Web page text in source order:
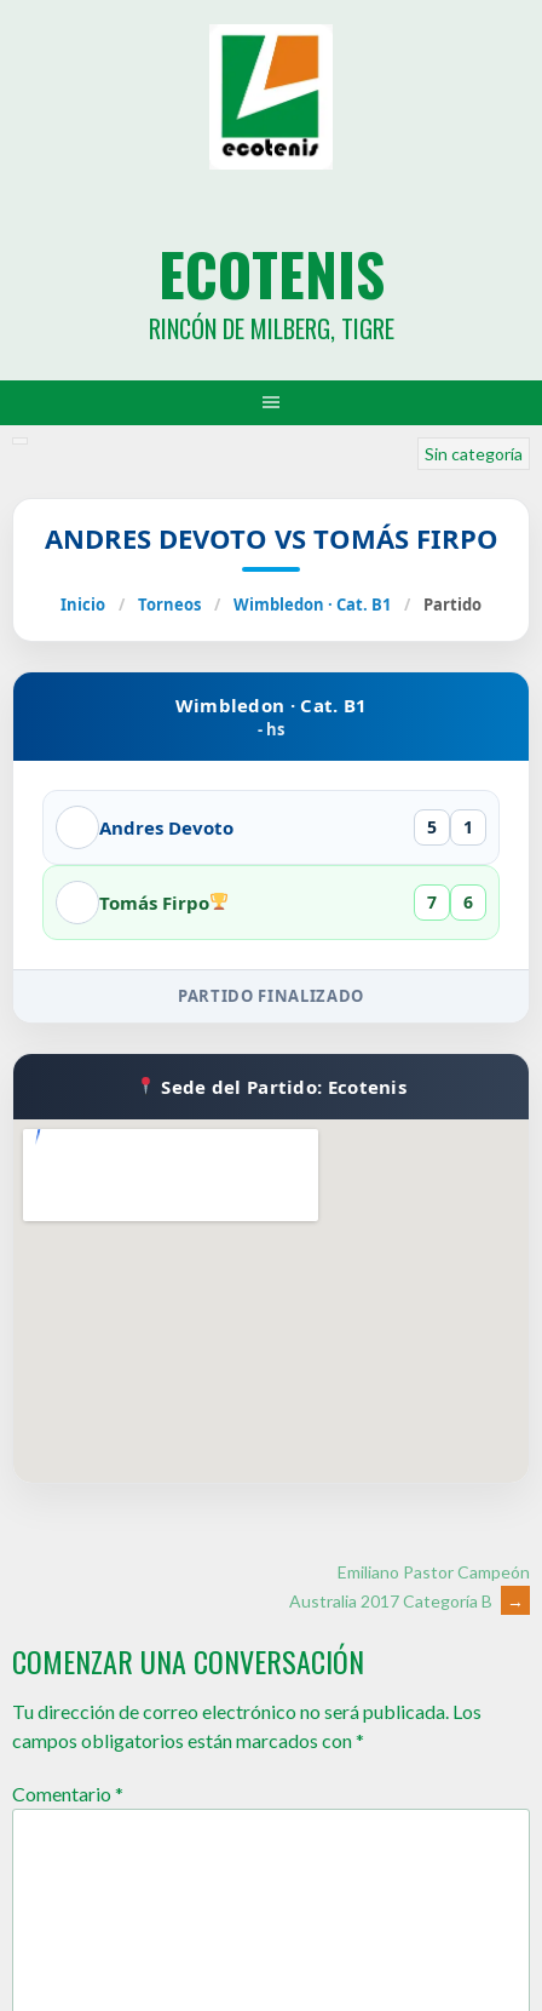
ECOTENIS
RINCÓN DE MILBERG, TIGRE
Sin categoría
ANDRES DEVOTO VS TOMÁS FIRPO
Inicio / Torneos / Wimbledon · Cat. B1 / Partido
Wimbledon · Cat. B1
- hs
Andres Devoto 5 1
Tomás Firpo 7 6
PARTIDO FINALIZADO
Sede del Partido: Ecotenis
Emiliano Pastor Campeón
Australia 2017 Categoría B
→
COMENZAR UNA CONVERSACIÓN
Tu dirección de correo electrónico no será publicada. Los
campos obligatorios están marcados con*
Comentario*